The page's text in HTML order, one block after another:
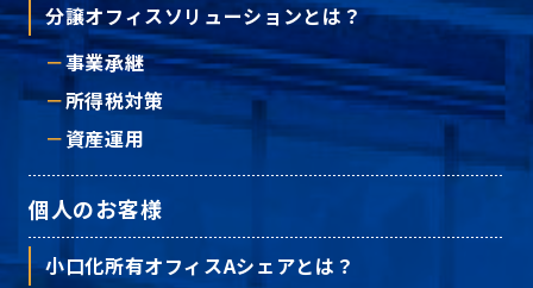
分譲オフィスソリューションとは？
事業承継
所得税対策
資産運用
個人のお客様
小口化所有オフィスAシェアとは？